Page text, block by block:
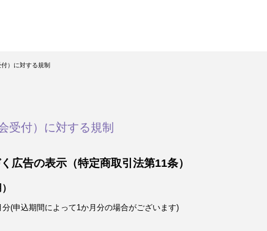
）に対する規制
受付）に対する規制
広告の表示（特定商取引法第11条）
(申込期間によって1か月分の場合がございます)